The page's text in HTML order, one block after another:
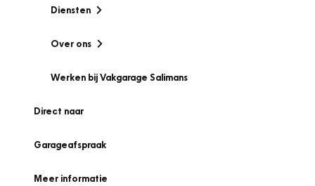
Diensten
Over ons
Werken bij Vakgarage Salimans
Direct naar
Garageafspraak
Meer informatie